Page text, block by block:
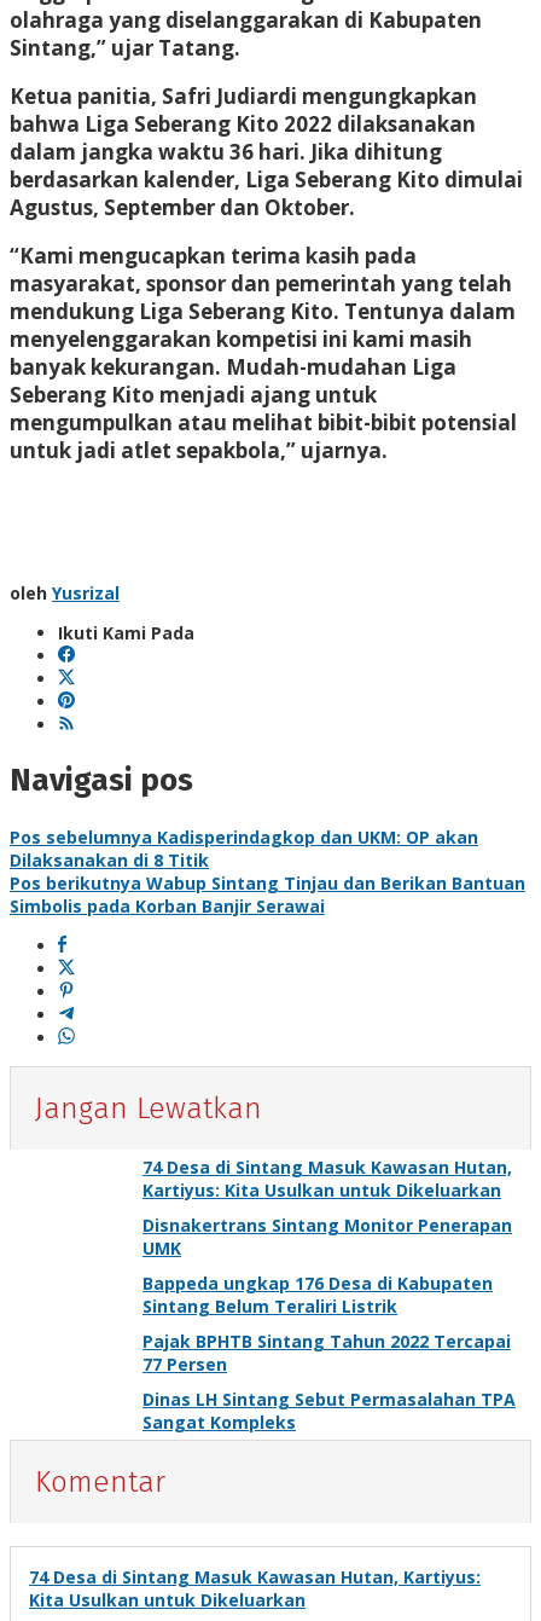
olahraga yang diselanggarakan di Kabupaten
Sintang,” ujar Tatang.
Ketua panitia, Safri Judiardi mengungkapkan
bahwa Liga Seberang Kito 2022 dilaksanakan
dalam jangka waktu 36 hari. Jika dihitung
berdasarkan kalender, Liga Seberang Kito dimulai
Agustus, September dan Oktober.
“Kami mengucapkan terima kasih pada
masyarakat, sponsor dan pemerintah yang telah
mendukung Liga Seberang Kito. Tentunya dalam
menyelenggarakan kompetisi ini kami masih
banyak kekurangan. Mudah-mudahan Liga
Seberang Kito menjadi ajang untuk
mengumpulkan atau melihat bibit-bibit potensial
untuk jadi atlet sepakbola,” ujarnya.
oleh Yusrizal
Ikuti Kami Pada
Navigasi pos
Pos sebelumnya Kadisperindagkop dan UKM: OP akan
Dilaksanakan di 8 Titik
Pos berikutnya Wabup Sintang Tinjau dan Berikan Bantuan
Simbolis pada Korban Banjir Serawai
Jangan Lewatkan
74 Desa di Sintang Masuk Kawasan Hutan,
Kartiyus: Kita Usulkan untuk Dikeluarkan
Disnakertrans Sintang Monitor Penerapan
UMK
Bappeda ungkap 176 Desa di Kabupaten
Sintang Belum Teraliri Listrik
Pajak BPHTB Sintang Tahun 2022 Tercapai
77 Persen
Dinas LH Sintang Sebut Permasalahan TPA
Sangat Kompleks
Komentar
74 Desa di Sintang Masuk Kawasan Hutan, Kartiyus:
Kita Usulkan untuk Dikeluarkan